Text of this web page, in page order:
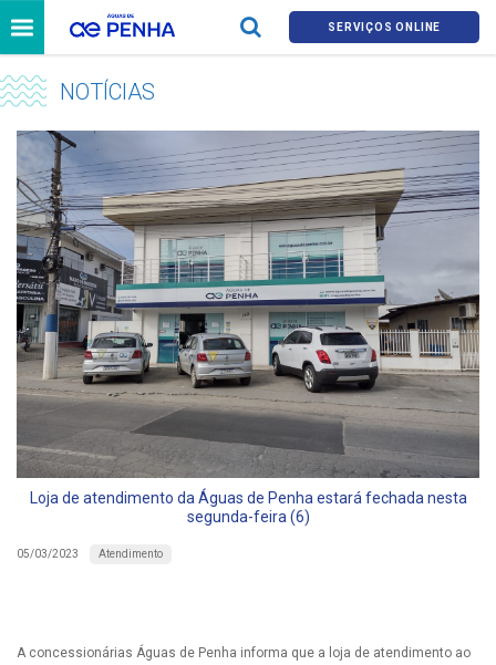
SERVIÇOS ONLINE
NOTÍCIAS
Loja de atendimento da Águas de Penha estará fechada nesta
segunda-feira (6)
05/03/2023 Atendimento
A concessionárias Águas de Penha informa que a loja de atendimento ao